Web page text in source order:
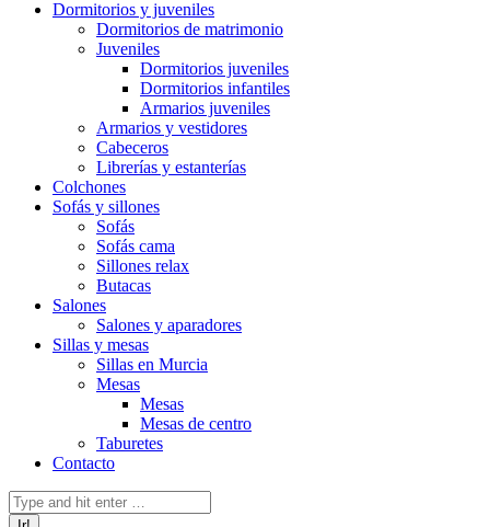
Dormitorios y juveniles
Dormitorios de matrimonio
Juveniles
Dormitorios juveniles
Dormitorios infantiles
Armarios juveniles
Armarios y vestidores
Cabeceros
Librerías y estanterías
Colchones
Sofás y sillones
Sofás
Sofás cama
Sillones relax
Butacas
Salones
Salones y aparadores
Sillas y mesas
Sillas en Murcia
Mesas
Mesas
Mesas de centro
Taburetes
Contacto
Buscar: